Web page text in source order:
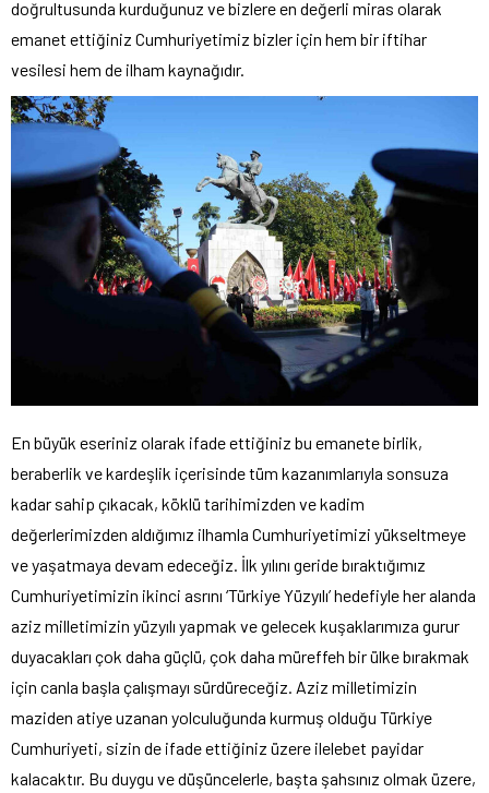
doğrultusunda kurduğunuz ve bizlere en değerli miras olarak
emanet ettiğiniz Cumhuriyetimiz bizler için hem bir iftihar
vesilesi hem de ilham kaynağıdır.
En büyük eseriniz olarak ifade ettiğiniz bu emanete birlik,
beraberlik ve kardeşlik içerisinde tüm kazanımlarıyla sonsuza
kadar sahip çıkacak, köklü tarihimizden ve kadim
değerlerimizden aldığımız ilhamla Cumhuriyetimizi yükseltmeye
ve yaşatmaya devam edeceğiz. İlk yılını geride bıraktığımız
Cumhuriyetimizin ikinci asrını ‘Türkiye Yüzyılı’ hedefiyle her alanda
aziz milletimizin yüzyılı yapmak ve gelecek kuşaklarımıza gurur
duyacakları çok daha güçlü, çok daha müreffeh bir ülke bırakmak
için canla başla çalışmayı sürdüreceğiz. Aziz milletimizin
maziden atiye uzanan yolculuğunda kurmuş olduğu Türkiye
Cumhuriyeti, sizin de ifade ettiğiniz üzere ilelebet payidar
kalacaktır. Bu duygu ve düşüncelerle, başta şahsınız olmak üzere,